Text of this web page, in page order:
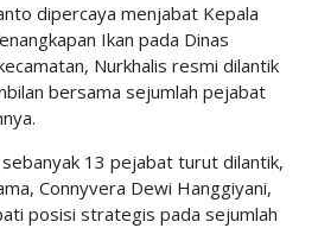
dipercaya menjabat Kepala
Ikan pada Dinas
Nurkhalis resmi dilantik
bersama sejumlah pejabat
13 pejabat turut dilantik,
Connyvera Dewi Hanggiyani,
posisi strategis pada sejumlah